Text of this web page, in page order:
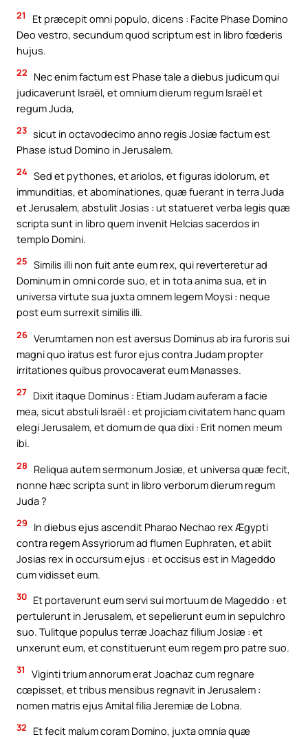
21
Et præcepit omni populo, dicens : Facite Phase Domino
Deo vestro, secundum quod scriptum est in libro fœderis
hujus.
22
Nec enim factum est Phase tale a diebus judicum qui
judicaverunt Israël, et omnium dierum regum Israël et
regum Juda,
23 sicut in octavodecimo anno regis Josiæ factum est
Phase istud Domino in Jerusalem.
24 Sed et pythones, et ariolos, et figuras idolorum, et
immunditias, et abominationes, quæ fuerant in terra Juda
et Jerusalem, abstulit Josias : ut statueret verba legis quæ
scripta sunt in libro quem invenit Helcias sacerdos in
templo Domini.
25 Similis illi non fuit ante eum rex, qui reverteretur ad
Dominum in omni corde suo, et in tota anima sua, et in
universa virtute sua juxta omnem legem Moysi : neque
post eum surrexit similis illi.
26 Verumtamen non est aversus Dominus ab ira furoris sui
magni quo iratus est furor ejus contra Judam propter
irritationes quibus provocaverat eum Manasses.
27 Dixit itaque Dominus : Etiam Judam auferam a facie
mea, sicut abstuli Israël : et projiciam civitatem hanc quam
elegi Jerusalem, et domum de qua dixi : Erit nomen meum
ibi.
28
Reliqua autem sermonum Josiæ, et universa quæ fecit,
nonne hæc scripta sunt in libro verborum dierum regum
Juda ?
29
In diebus ejus ascendit Pharao Nechao rex Ægypti
contra regem Assyriorum ad flumen Euphraten, et abiit
Josias rex in occursum ejus : et occisus est in Mageddo
cum vidisset eum.
30 Et portaverunt eum servi sui mortuum de Mageddo : et
pertulerunt in Jerusalem, et sepelierunt eum in sepulchro
suo. Tulitque populus terræ Joachaz filium Josiæ : et
unxerunt eum, et constituerunt eum regem pro patre suo.
31
Viginti trium annorum erat Joachaz cum regnare
cœpisset, et tribus mensibus regnavit in Jerusalem :
nomen matris ejus Amital filia Jeremiæ de Lobna.
32
Et fecit malum coram Domino, juxta omnia quæ